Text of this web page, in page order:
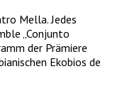
Mella. Jedes
„Conjunto
der Prämiere
Ekobios de